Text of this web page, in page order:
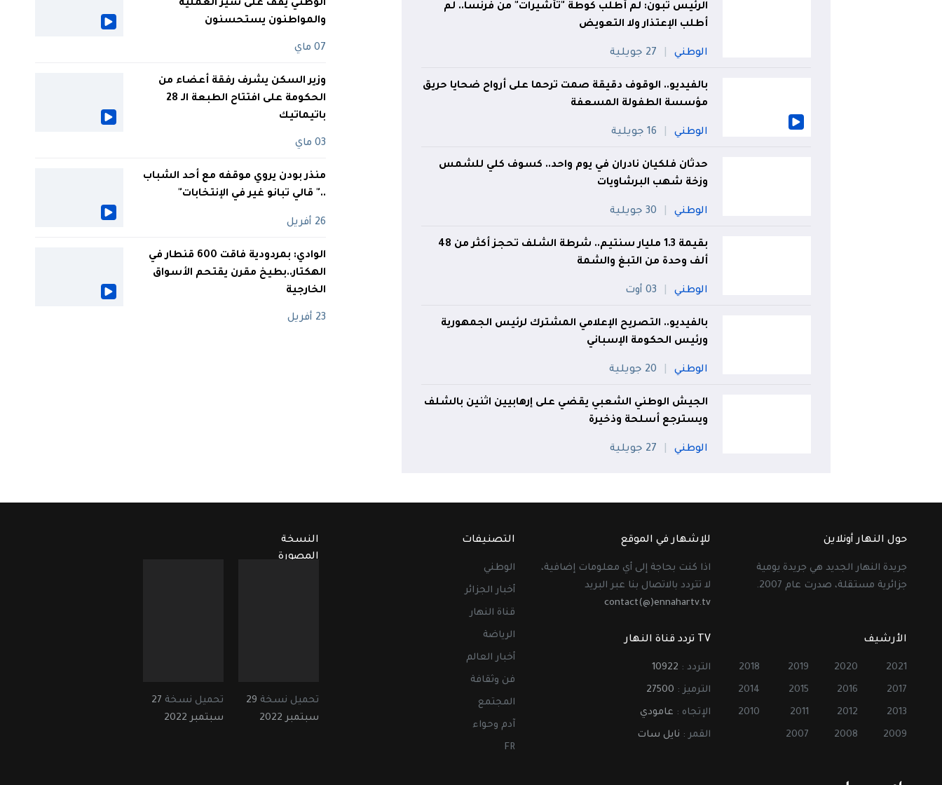
الرئيس تبون: لم أطلب كوطة "تأشيرات" من فرنسا.. لم
أطلب الإعتذار ولا التعويض
الوطني 27 جويلية
بالفيديو.. الوقوف دقيقة صمت ترحما على أرواح ضحايا حريق
مؤسسة الطفولة المسعفة
الوطني 16 جويلية
حدثان فلكيان نادران في يوم واحد.. كسوف كلي للشمس
وزخة شهب البرشاويات
الوطني 30 جويلية
بقيمة 1.3 مليار سنتيم.. شرطة الشلف تحجز أكثر من 48
ألف وحدة من التبغ والشمة
الوطني 03 أوت
بالفيديو.. التصريح الإعلامي المشترك لرئيس الجمهورية
ورئيس الحكومة الإسباني
الوطني 20 جويلية
الجيش الوطني الشعبي يقضي على إرهابيين اثنين بالشلف
ويسترجع أسلحة وذخيرة
الوطني 27 جويلية
الوطني يقف على سير العملية
والمواطنون يستحسنون
07 ماي
وزير السكن يشرف رفقة أعضاء من
الحكومة على افتتاح الطبعة الـ 28
باتيماتيك
03 ماي
منذر بودن يروي موقفه مع أحد الشباب
.." قالي تبانو غير في الإنتخابات"
26 أفريل
الوادي: بمردودية فاقت 600 قنطار في
الهكتار..بطيخ مقرن يقتحم الأسواق
الخارجية
23 أفريل
حول النهار أونلاين
جريدة النهار الجديد هي جريدة يومية
جزائرية مستقلة، صدرت عام 2007.
للإشهار في الموقع
اذا كنت بحاجة إلى أي معلومات إضافية،
لا تتردد بالاتصال بنا عبر البريد
contact(@)ennahartv.tv
الأرشيف
2021
2020
2019
2018
2017
2016
2015
2014
2013
2012
2011
2010
2009
2008
2007
TV تردد قناة النهار
التردد : 10922
الترميز : 27500
الإتجاه : عامودي
القمر : نايل سات
التصنيفات
الوطني
أخبار الجزائر
قناة النهار
الرياضة
أخبار العالم
فن وثقافة
المجتمع
آدم وحواء
FR
النسخة
المصورة
تحميل نسخة 29
سبتمبر 2022
تحميل نسخة 27
سبتمبر 2022